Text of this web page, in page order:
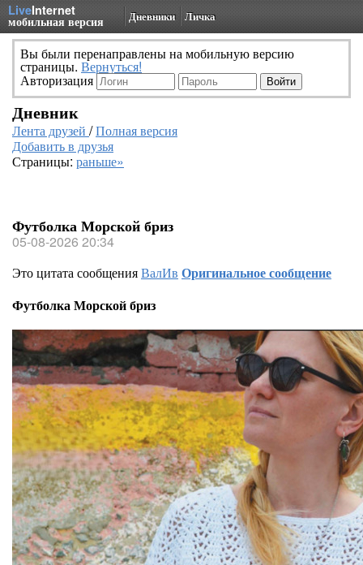
LiveInternet
мобильная версия Дневники Личка
Вы были перенаправлены на мобильную версию
страницы. Вернуться!
Авторизация
Дневник
Лента друзей /Полная версия
Добавить в друзья
Страницы: раньше»
Футболка Морской бриз
05-08-2026 20:34
Это цитата сообщенияВалИв Оригинальное сообщение
Футболка Морской бриз